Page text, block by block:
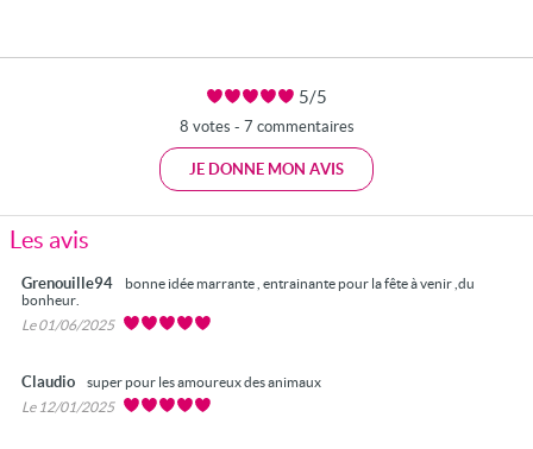
5/5
8 votes - 7 commentaires
JE DONNE MON AVIS
Les avis
Grenouille94
bonne idée marrante , entrainante pour la fête à venir ,du
bonheur.
Le 01/06/2025
Claudio
super pour les amoureux des animaux
Le 12/01/2025